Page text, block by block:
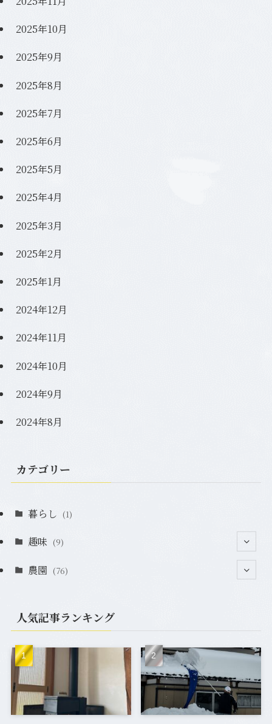
2025年10月
2025年9月
2025年8月
2025年7月
2025年6月
2025年5月
2025年4月
2025年3月
2025年2月
2025年1月
2024年12月
2024年11月
2024年10月
2024年9月
2024年8月
カテゴリー
暮らし (1)
趣味 (9)
(1)
農園 (76)
(12)
(20)
(6)
人気記事ランキング